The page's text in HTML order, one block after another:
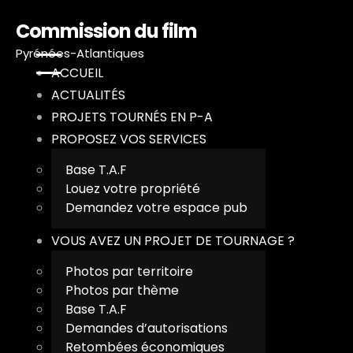
Commission du film
Pyrénées-Atlantiques
ACCUEIL
ACTUALITÉS
PROJETS TOURNÉS EN P-A
PROPOSEZ VOS SERVICES
Base T.A.F
Louez votre propriété
Demandez votre espace pub
VOUS AVEZ UN PROJET DE TOURNAGE ?
Photos par territoire
Photos par thème
Base T.A.F
Demandes d’autorisations
Retombées économiques